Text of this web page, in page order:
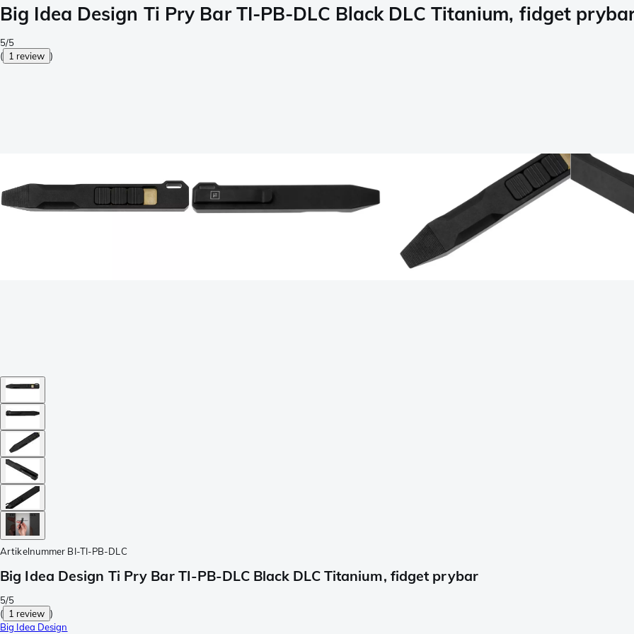
Big Idea Design Ti Pry Bar TI-PB-DLC Black DLC Titanium, fidget
5/5
( 1 review )
Artikelnummer BI-TI-PB-DLC
Big Idea Design Ti Pry Bar TI-PB-DLC Black DLC Titanium, fidget prybar
5/5
( 1 review )
Big Idea Design